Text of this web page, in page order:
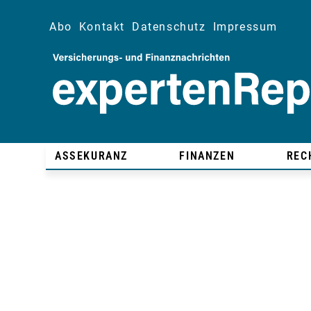
Abo Kontakt Datenschutz Impressum
ASSEKURANZ FINANZEN